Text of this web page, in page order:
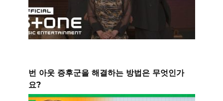
번 아웃 증후군을 해결하는 방법은 무엇인가
요?